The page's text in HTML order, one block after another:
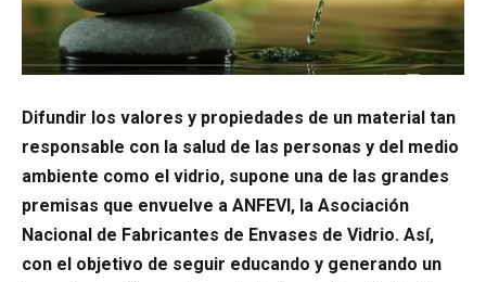
Difundir los valores y propiedades de un material tan
responsable con la salud de las personas y del medio
ambiente como el vidrio, supone una de las grandes
premisas que envuelve a ANFEVI, la Asociación
Nacional de Fabricantes de Envases de Vidrio. Así,
con el objetivo de seguir educando y generando un